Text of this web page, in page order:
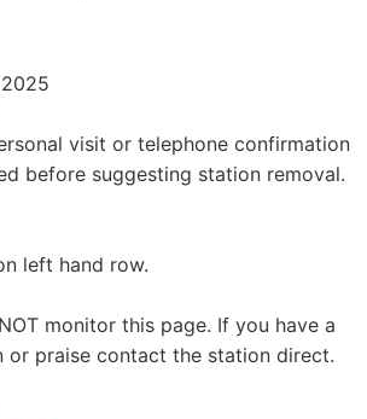
visit or telephone confirmation
before suggesting station removal.
left hand row.
monitor this page. If you have a
or praise contact the station direct.